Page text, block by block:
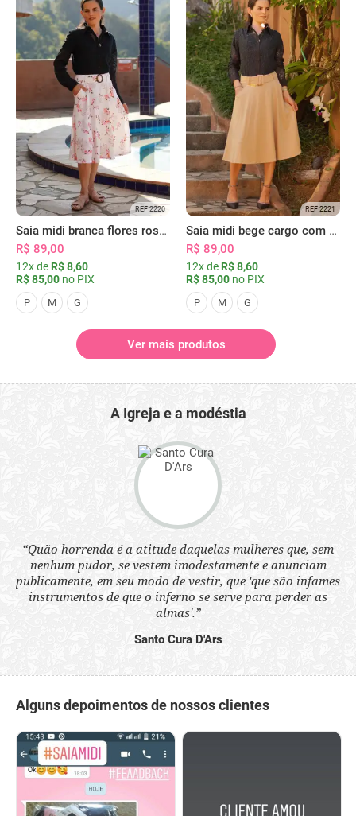
REF 2220
Saia midi branca flores rosas com bolsos
R$ 89,00
12x de R$ 8,60
R$ 85,00 no PIX
P M G
REF 2221
Saia midi bege cargo com bolsos
R$ 89,00
12x de R$ 8,60
R$ 85,00 no PIX
P M G
Ver mais produtos
A Igreja e a modéstia
“Quão horrenda é a atitude daquelas mulheres que, sem
nenhum pudor, se vestem imodestamente e anunciam
publicamente, em seu modo de vestir, que 'que são infames
instrumentos de que o inferno se serve para perder as
almas'.”
Santo Cura D'Ars
Alguns depoimentos de nossos clientes